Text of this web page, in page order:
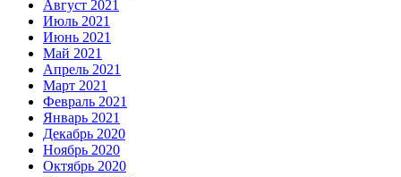
Август 2021
Июль 2021
Июнь 2021
Май 2021
Апрель 2021
Март 2021
Февраль 2021
Январь 2021
Декабрь 2020
Ноябрь 2020
Октябрь 2020